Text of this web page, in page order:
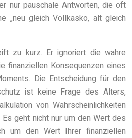
nur pauschale Antworten, die oft
„neu gleich Vollkasko, alt gleich
zu kurz. Er ignoriert die wahre
finanziellen Konsequenzen eines
Die Entscheidung für den
ist keine Frage des Alters,
von Wahrscheinlichkeiten
geht nicht nur um den Wert des
um den Wert Ihrer finanziellen